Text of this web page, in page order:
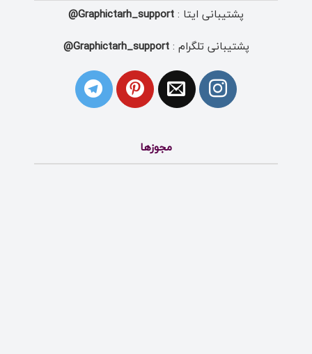
پشتیبانی ایتا : Graphictarh_support@
پشتیبانی تلگرام :Graphictarh_support@
مجوزها